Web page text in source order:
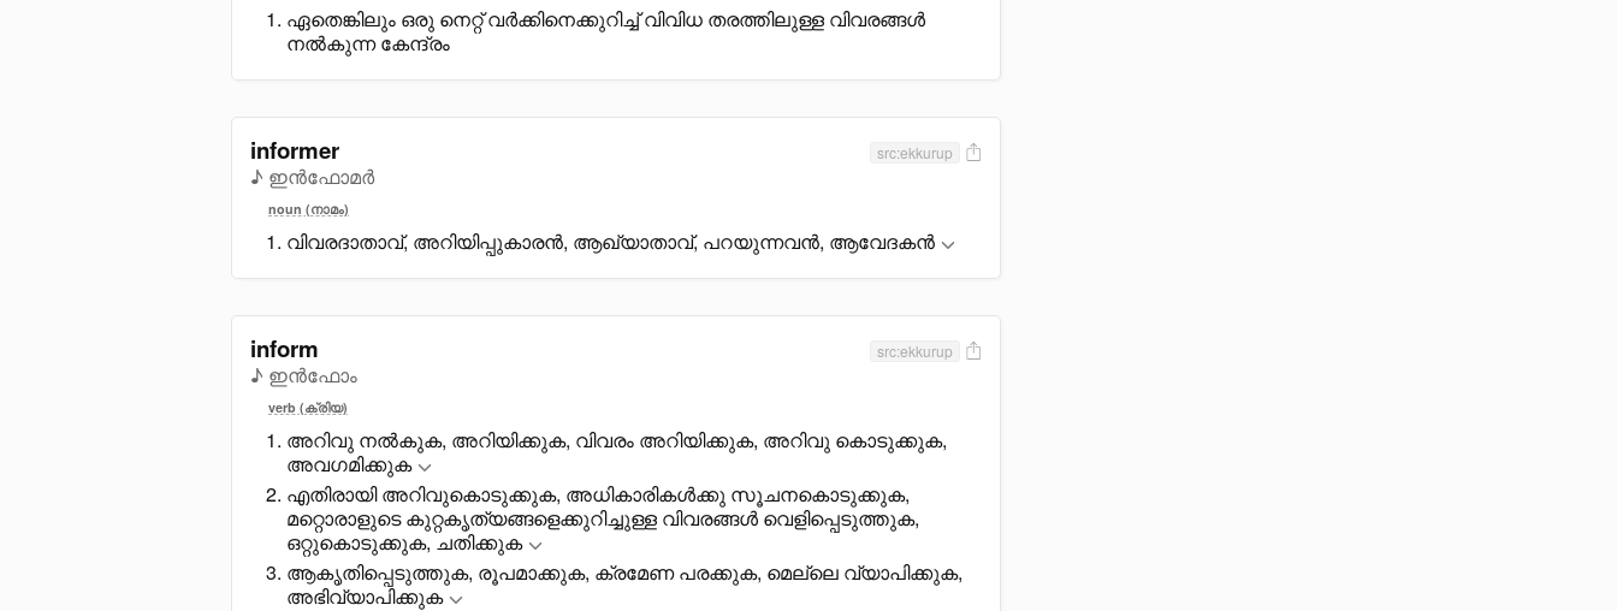
ഏതെങ്കിലും ഒരു നെറ്റ് വർക്കിനെക്കുറിച്ച് വിവിധ തരത്തിലുള്ള വിവരങ്ങൾ
നൽകുന്ന കേന്ദ്രം
informer
♪ ഇൻഫോമർ
src:ekkurup
noun (നാമം)
വിവരദാതാവ്, അറിയിപ്പുകാരൻ, ആഖ്യാതാവ്, പറയുന്നവൻ, ആവേദകൻ
inform
♪ ഇൻഫോം
src:ekkurup
verb (ക്രിയ)
അറിവു നൽകുക, അറിയിക്കുക, വിവരം അറിയിക്കുക, അറിവു കൊടുക്കുക,
അവഗമിക്കുക
എതിരായി അറിവുകൊടുക്കുക, അധികാരികൾക്കു സൂചനകൊടുക്കുക,
മറ്റൊരാളുടെ കുറ്റകൃത്യങ്ങളെക്കുറിച്ചുള്ള വിവരങ്ങൾ വെളിപ്പെടുത്തുക,
ഒറ്റുകൊടുക്കുക, ചതിക്കുക
ആകൃതിപ്പെടുത്തുക, രൂപമാക്കുക, ക്രമേണ പരക്കുക, മെല്ലെ വ്യാപിക്കുക,
അഭിവ്യാപിക്കുക